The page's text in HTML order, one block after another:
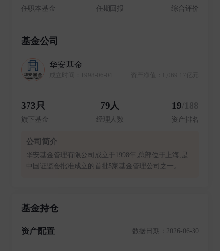
任职本基金 任期回报 综合评价
基金公司
华安基金
373只
旗下基金
79人
经理人数
19
资产排名
公司简介
华安基金管理有限公司成立于1998年,总部位于上海,是
中国证监会批准成立的首批5家基金管理公司之一。 公
安基金注册资本1.5亿元人民币,由五家上海大型国有企
司;截至当前,公司股权结构稳定,不存在股权被质押、冻
基金持仓
资产配置 数据日期：2026-06-30